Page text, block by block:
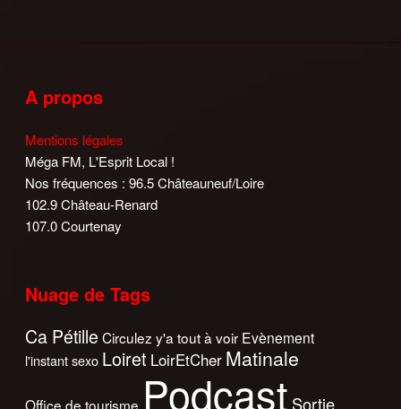
A propos
Mentions légales
Méga FM, L'Esprit Local !
Nos fréquences : 96.5 Châteauneuf/Loire
102.9 Château-Renard
107.0 Courtenay
Nuage de Tags
Ca Pétille Circulez y'a tout à voir Evènement
l'instant sexo Loiret LoirEtCher Matinale
Office de tourisme Podcast Sortie